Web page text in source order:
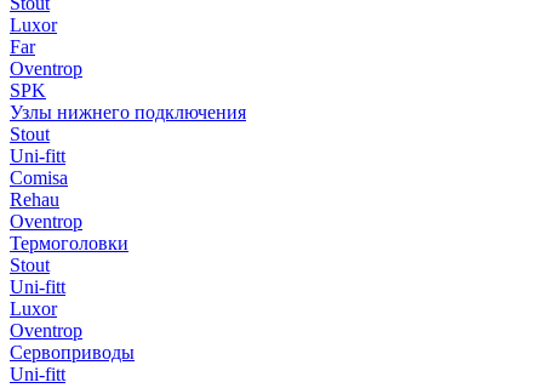
Luxor
Far
Oventrop
SPK
Узлы нижнего подключения
Stout
Uni-fitt
Comisa
Rehau
Oventrop
Термоголовки
Stout
Uni-fitt
Luxor
Oventrop
Сервоприводы
Uni-fitt